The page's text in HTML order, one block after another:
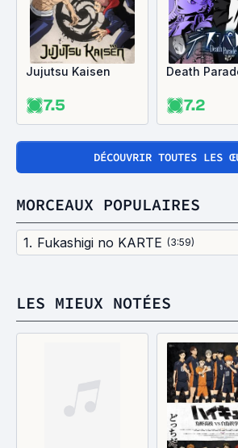
Jujutsu Kaisen
7.5
Death
7.2
DÉCOUVRIR TOUTES LES
MORCEAUX POPULAIRES
1. Fukashigi no KARTE (3:59)
LES MIEUX NOTÉES